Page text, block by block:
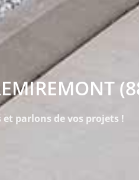
parlons de vos projets !